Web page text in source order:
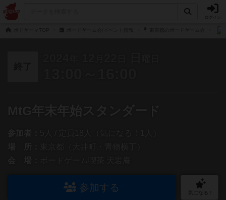
MtG年末年始スタンダード
参加者：
場 所：
会 場：
参加する 気になる！